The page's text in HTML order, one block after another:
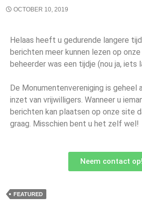
OCTOBER 10, 2019
Helaas heeft u gedurende langere
berichten meer kunnen lezen op
beheerder was een tijdje (nou ja, iets
De Monumentenvereniging is geheel
inzet van vrijwilligers. Wanneer u
berichten kan plaatsen op onze site
graag. Misschien bent u het zelf wel!
Neem contact op!
FEATURED